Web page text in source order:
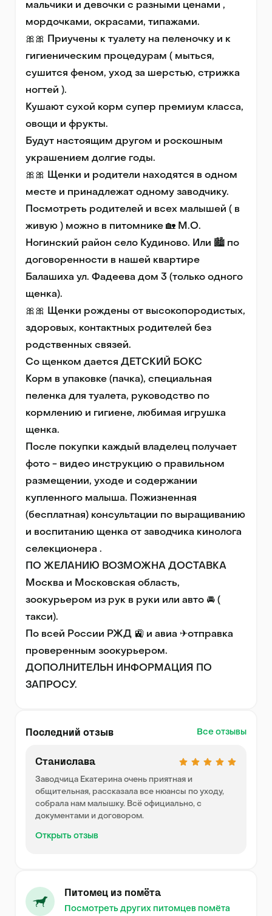
мaльчики и девочки с рaзными ценами ,
мордoчками, oкpаcами, типажами.
🎀🎀 Приучeны к туaлету нa пeленoчку и к
гигиeничecким процeдурaм ( мыться,
cушитcя фeнoм, ухoд зa шерстью, стрижка
ногтей ).
Кушают сухой корм супер премиум класса,
овощи и фрукты.
Будут настоящим другом и роскошным
украшением долгие годы.
🎀🎀 Щенки и родители находятся в одном
месте и принадлежат одному заводчику.
Посмотреть родителей и всех малышей ( в
живую ) можно в питомнике 🏡 М.О.
Ногинский район село Кудиново. Или 🏙 по
договоренности в нашей квартире
Балашиха ул. Фадеева дом 3 (только одного
щенка).
🎀🎀 Щенки рождены от высокопородистых,
здоровых, контактных родителей без
родственных связей.
Со щенком дается ДЕТСКИЙ БОКС
Корм в упаковке (пачка), специальная
пеленка для туалета, руководство по
кормлению и гигиене, любимая игрушка
щенка.
После покупки каждый владелец получает
фото - видео инструкцию о правильном
размещении, уходе и содержании
купленного малыша. Пожизненная
(бесплатная) консультации по выращиванию
и воспитанию щенка от заводчика кинолога
селекционера .
ПО ЖЕЛАНИЮ ВОЗМОЖНА ДОСТАВКА
Москва и Московская область,
зоокурьером из рук в руки или авто 🚘 (
такси).
По всей России РЖД 🚉 и авиа ✈отправка
проверенным зоокурьером.
ДОПОЛНИТЕЛЬН ИНФОРМАЦИЯ ПО
ЗАПРОСУ.
Последний отзыв Все отзывы
Станислава
Заводчица Екатерина очень приятная и
общительная, рассказала все нюансы по уходу,
собрала нам малышку. Всё официально, с
документами и договором.
Открыть отзыв
Питомец из помёта
Посмотреть других питомцев помёта